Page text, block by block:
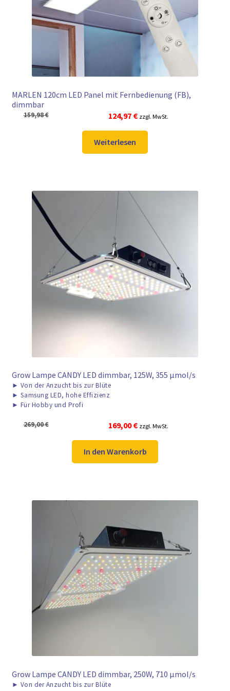
► ZAHLARTEN
► VERSANDARTEN
MARLEN 120cm LED Panel mit Fernbedienung (FB),
dimmbar
159,98€
Ursprünglicher
Preis
war:
159,98 €
124,97 €Aktueller
Preis
124,97 €.
zzgl. MwSt.
Weiterlesen
Grow Lampe CANDY LED dimmbar, 125W, 355 μmol/s
► Von der Anzucht bis zur Blüte
► Samsung LED, hohe Effizienz
► Für Hobby und Profi
269,00€
Ursprünglicher
Preis
war:
269,00 €
169,00€Aktueller
Preis
ist:
169,00 €.
zzgl. MwSt.
In den Warenkorb
Grow Lampe CANDY LED dimmbar, 250W, 710 μmol/s
► Von der Anzucht bis zur Blüte